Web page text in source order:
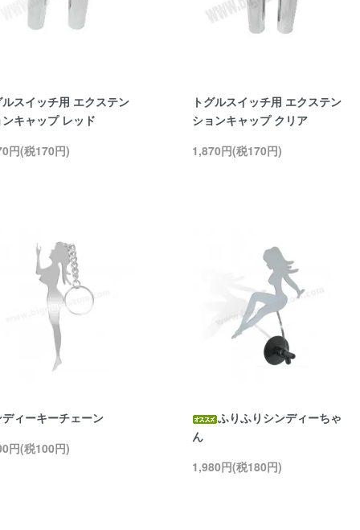
スイッチ用 エクステン
キャップ レッド
円(税170円)
トグルスイッチ用 エクステン
ションキャップ クリア
1,870円(税170円)
ィーキーチェーン
円(税100円)
ふりふりシンディーちゃ
ん
1,980円(税180円)